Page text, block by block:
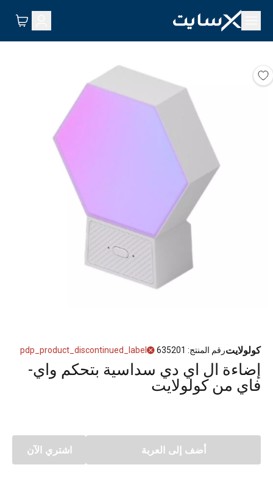
كولولايترقم المنتج:
635201
pdp_product_discontinued_label
إضاءة ال اي دي سداسية بتحكم واي-
فاي من كولولايت
أضف إلى العربة اشتري الآن